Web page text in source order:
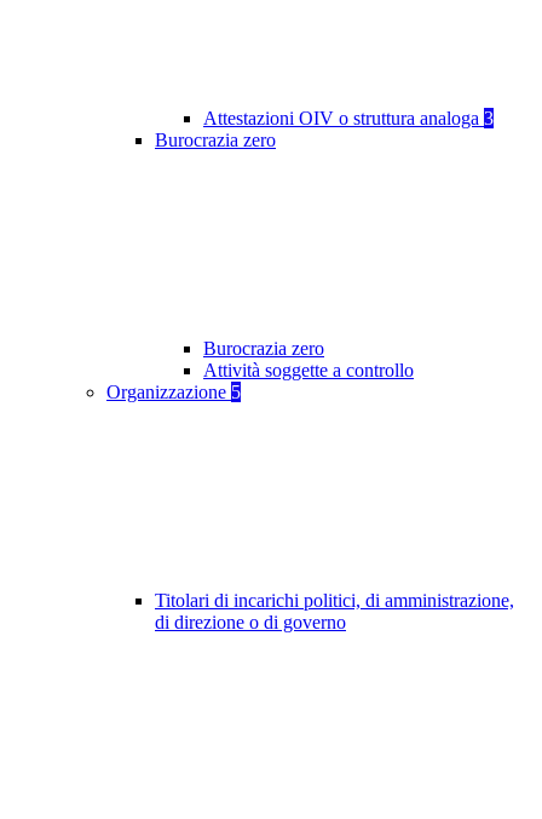
Attestazioni OIV o struttura analoga 3
Burocrazia zero
Burocrazia zero
Attività soggette a controllo
Organizzazione 5
Titolari di incarichi politici, di amministrazione,
di direzione o di governo